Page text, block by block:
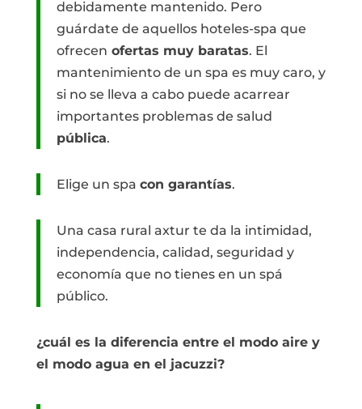
debidamente mantenido. Pero
guárdate de aquellos hoteles-spa que
ofrecen ofertas muy baratas. El
mantenimiento de un spa es muy caro, y
si no se lleva a cabo puede acarrear
importantes problemas de salud
pública.
Elige un spa con garantías.
Una casa rural axtur te da la intimidad,
independencia, calidad, seguridad y
economía que no tienes en un spá
público.
¿cuál es la diferencia entre el modo aire y
el modo agua en el jacuzzi?